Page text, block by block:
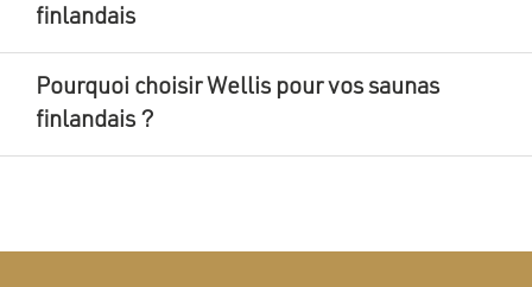
finlandais
Pourquoi choisir Wellis pour vos saunas
finlandais ?